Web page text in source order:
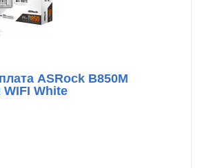
ASRock B850M
WIFI White